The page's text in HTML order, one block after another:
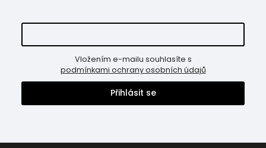
podmínkami ochrany osobních údajů
Přihlásit se